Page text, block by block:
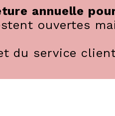
annuelle
ouvertes
du service